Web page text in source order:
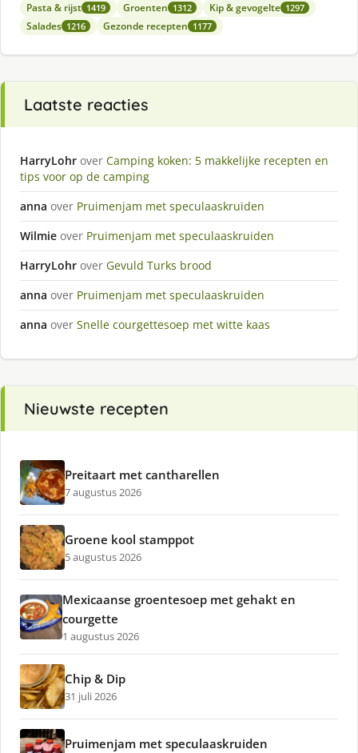
Pasta & rijst 1419 Groenten 1312 Kip & gevogelte 1297
Salades 1216 Gezonde recepten 1177
Laatste reacties
HarryLohr over Camping koken: 5 makkelijke recepten en
tips voor op de camping
anna over Pruimenjam met speculaaskruiden
Wilmie over Pruimenjam met speculaaskruiden
HarryLohr over Gevuld Turks brood
anna over Pruimenjam met speculaaskruiden
anna over Snelle courgettesoep met witte kaas
Nieuwste recepten
Preitaart met cantharellen
7 augustus 2026
Groene kool stamppot
5 augustus 2026
Mexicaanse groentesoep met gehakt en
courgette
1 augustus 2026
Chip & Dip
31 juli 2026
Pruimenjam met speculaaskruiden